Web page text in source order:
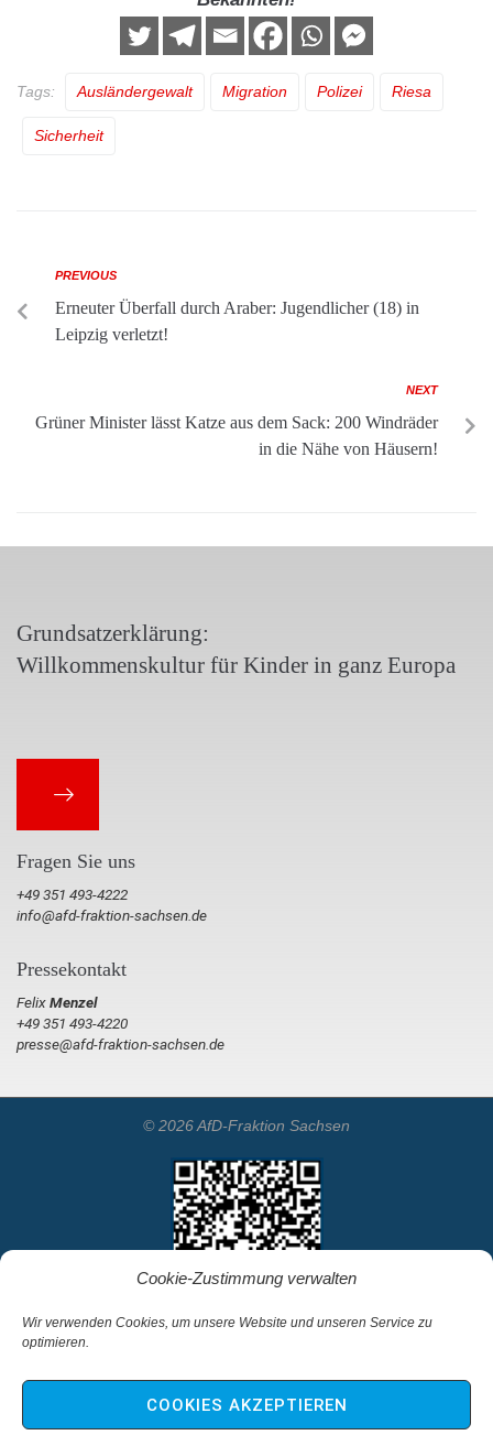
Cookie-Zustimmung verwalten
Wir verwenden Cookies, um unsere Website und unseren Service zu
optimieren.
COOKIES AKZEPTIEREN
Tags: Ausländergewalt Migration Polizei Riesa
Sicherheit
PREVIOUS
Erneuter Überfall durch Araber: Jugendlicher (18) in
Leipzig verletzt!
NEXT
Grüner Minister lässt Katze aus dem Sack: 200 Windräder
in die Nähe von Häusern!
Grundsatzerklärung:
Willkommenskultur für Kinder in ganz Europa
Fragen Sie uns
+49 351 493-4222
info@afd-fraktion-sachsen.de
Pressekontakt
FelixMenzel
+49 351 493-4220
presse@afd-fraktion-sachsen.de
© 2026 AfD-Fraktion Sachsen
Startseite
Kontakt
Impressum & Haftungsausschluss
Datenschutz